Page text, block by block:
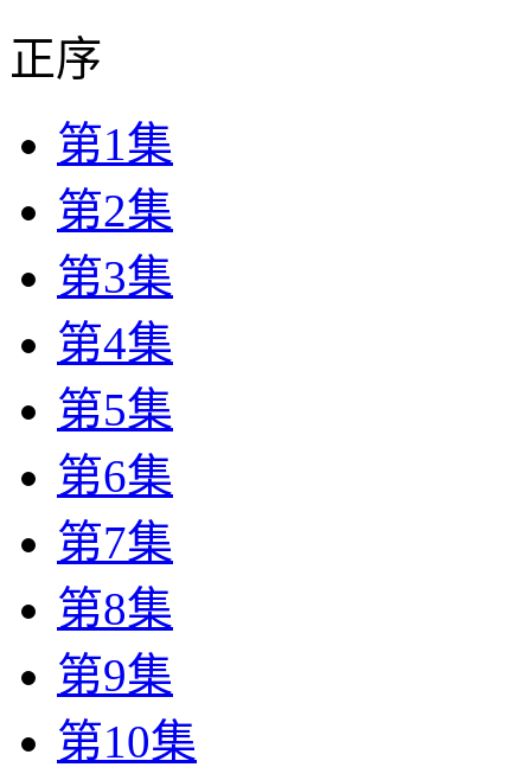
正序
第1集
第2集
第3集
第4集
第5集
第6集
第7集
第8集
第9集
第10集